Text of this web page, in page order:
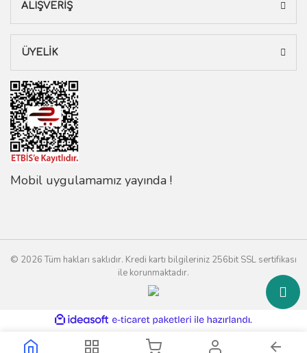
ALIŞVERİŞ
ÜYELİK
Mobil uygulamamız yayında !
© 2026 Tüm hakları saklıdır. Kredi kartı bilgileriniz 256bit SSL sertifikası
ile korunmaktadır.
ideasoft
e-
paketleri